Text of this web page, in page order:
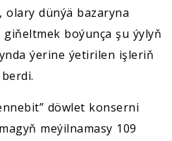
olary dünýä bazaryna
boýunça şu ýylyň
ýerine ýetirilen işleriň
döwlet konserni
meýilnamasy 109